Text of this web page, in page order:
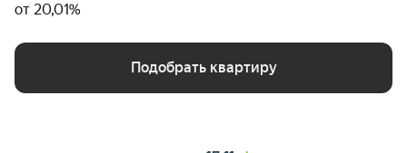
от 20,01%
Подобрать квартиру